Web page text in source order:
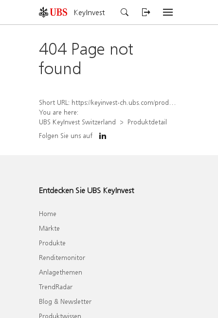
KeyInvest
404 Page not
found
Short URL: https://keyinvest-ch.ubs.com/produkt/detail/index/isin/CH1584642651
You are here:
UBS KeyInvest Switzerland
Produktdetail
Folgen Sie uns auf
Entdecken Sie UBS KeyInvest
Home
Märkte
Produkte
Renditemonitor
Anlagethemen
TrendRadar
Blog & Newsletter
Produktwissen